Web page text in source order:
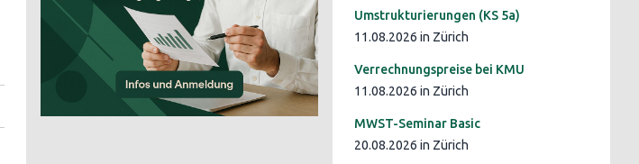
Umstrukturierungen (KS 5a)
11.08.2026 in Zürich
Verrechnungspreise bei KMU
11.08.2026 in Zürich
MWST-Seminar Basic
20.08.2026 in Zürich